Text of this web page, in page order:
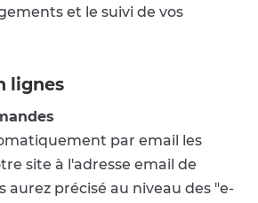
et le suivi de vos
lignes
par email les
site à l'adresse email de
aurez précisé au niveau des "e-